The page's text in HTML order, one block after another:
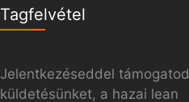
Tagfelvétel
Jelentkezéseddel támogatod
küldetésünket, a hazai lean